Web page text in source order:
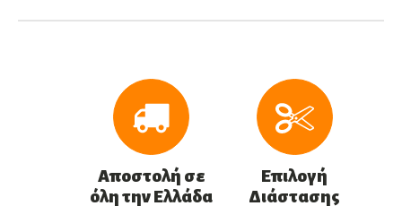
Αποστολή σε
όλη την Ελλάδα
Επιλογή
Διάστασης